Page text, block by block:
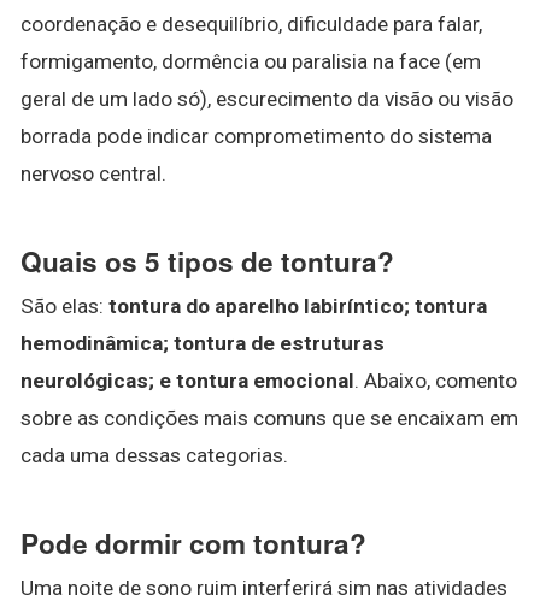
coordenação e desequilíbrio, dificuldade para falar,
formigamento, dormência ou paralisia na face (em
geral de um lado só), escurecimento da visão ou visão
borrada pode indicar comprometimento do sistema
nervoso central.
Quais os 5 tipos de tontura?
São elas: tontura do aparelho labiríntico; tontura
hemodinâmica; tontura de estruturas
neurológicas; e tontura emocional. Abaixo, comento
sobre as condições mais comuns que se encaixam em
cada uma dessas categorias.
Pode dormir com tontura?
Uma noite de sono ruim interferirá sim nas atividades